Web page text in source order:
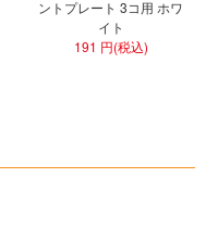
ントプレート 3コ用 ホワ
イト
191 円(税込)